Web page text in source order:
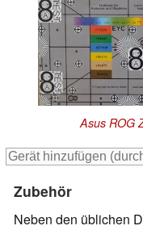
Asus ROG
Zubehör
Neben den üblichen